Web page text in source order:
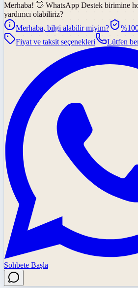
Merhaba! 👋 WhatsApp Destek birimine
yardımcı olabiliriz?
Merhaba, bilgi alabilir miyim?
Fiyat ve taksit seçenekleri
Lütfen
Sohbete Başla